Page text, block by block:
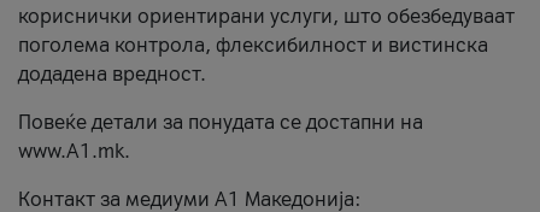
кориснички ориентирани услуги, што обезбедуваат
поголема контрола, флексибилност и вистинска
додадена вредност.
Повеќе детали за понудата се достапни на
www.А1.mk.
Контакт за медиуми А1 Македонија: